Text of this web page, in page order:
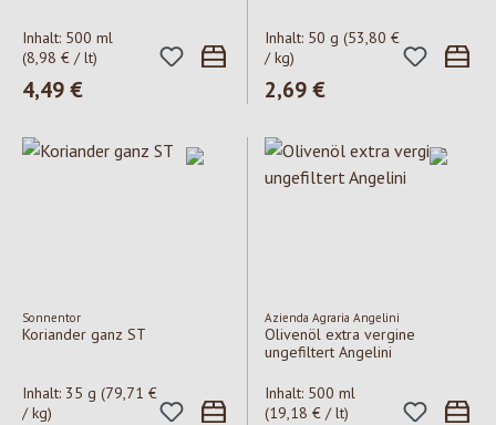
Inhalt: 500 ml
(8,98 € / lt)
Regulärer Preis:
4,49 €
Inhalt: 50 g (53,80 €
/ kg)
Regulärer Preis:
2,69 €
Sonnentor
Koriander ganz ST
Inhalt: 35 g (79,71 €
/ kg)
Azienda Agraria Angelini
Olivenöl extra vergine
ungefiltert Angelini
Inhalt: 500 ml
(19,18 € / lt)